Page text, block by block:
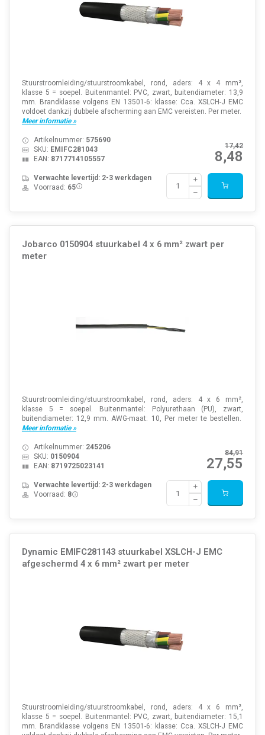
Stuurstroomleiding/stuurstroomkabel, rond, aders: 4 x 4 mm²,
klasse 5 = soepel. Buitenmantel: PVC, zwart, buitendiameter: 13,9
mm. Brandklasse volgens EN 13501-6: klasse: Cca. XSLCH-J EMC
voldoet dankzij dubbele afscherming aan EMC vereisten. Per meter.
Meer informatie »
17,42
8,48
Artikelnummer: 575690
SKU: EMIFC281043
EAN: 8717714105557
Verwachte levertijd: 2-3 werkdagen
Voorraad: 65
Jobarco 0150904 stuurkabel 4 x 6 mm² zwart per
meter
Stuurstroomleiding/stuurstroomkabel, rond, aders: 4 x 6 mm²,
klasse 5 = soepel. Buitenmantel: Polyurethaan (PU), zwart,
buitendiameter: 12,9 mm. AWG-maat: 10, Per meter te bestellen.
Meer informatie »
84,91
27,55
Artikelnummer: 245206
SKU: 0150904
EAN: 8719725023141
Verwachte levertijd: 2-3 werkdagen
Voorraad: 8
Dynamic EMIFC281143 stuurkabel XSLCH-J EMC
afgeschermd 4 x 6 mm² zwart per meter
Stuurstroomleiding/stuurstroomkabel, rond, aders: 4 x 6 mm²,
klasse 5 = soepel. Buitenmantel: PVC, zwart, buitendiameter: 15,1
mm. Brandklasse volgens EN 13501-6: klasse: Cca. XSLCH-J EMC